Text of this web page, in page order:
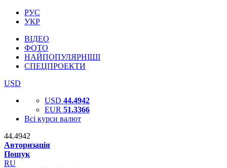
РУС
УКР
ВІДЕО
ФОТО
НАЙПОПУЛЯРНІШІ
СПЕЦПРОЕКТИ
USD
USD 44.4942
EUR 51.3366
Всі курси валют
44.4942
Авторизація
Пошук
RU